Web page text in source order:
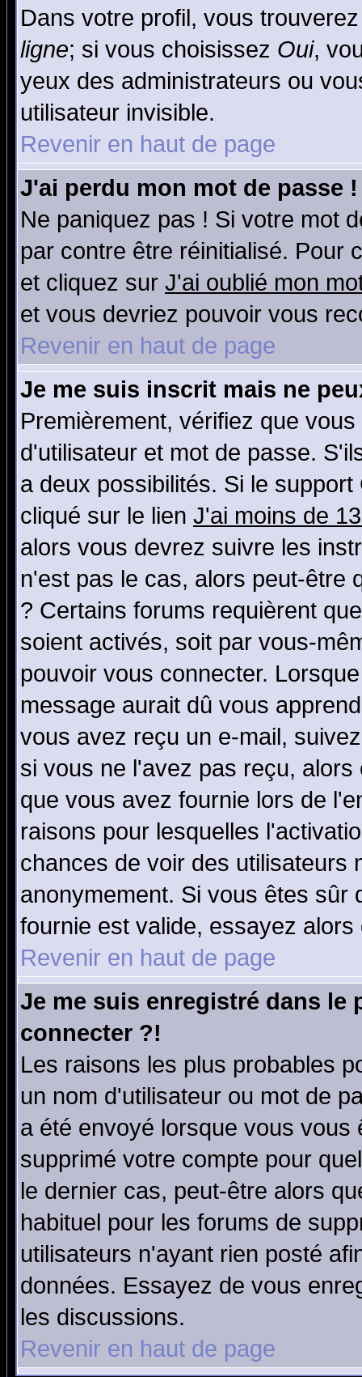
Dans votre profil, vous
ligne; si vous choisissez Oui,
yeux des administrateurs ou
utilisateur invisible.
Revenir en haut de page
J'ai perdu mon mot de passe !
Ne paniquez pas ! Si votre mot
par contre être réinitialisé. Pour
et cliquez sur J'ai oublié mon
et vous devriez pouvoir vous
Revenir en haut de page
Je me suis inscrit mais ne
Premièrement, vérifiez que
d'utilisateur et mot de passe.
a deux possibilités. Si le
cliqué sur le lien J'ai moins de
alors vous devrez suivre les
n'est pas le cas, alors peut-être
? Certains forums requièrent
soient activés, soit par vous-
pouvoir vous connecter.
message aurait dû vous
vous avez reçu un e-mail,
si vous ne l'avez pas reçu,
que vous avez fournie lors de
raisons pour lesquelles
chances de voir des utilisateurs
anonymement. Si vous êtes sûr
fournie est valide, essayez
Revenir en haut de page
Je me suis enregistré dans le
connecter ?!
Les raisons les plus probables
un nom d'utilisateur ou mot de
a été envoyé lorsque vous
supprimé votre compte pour
le dernier cas, peut-être alors
habituel pour les forums de
utilisateurs n'ayant rien posté
données. Essayez de vous
les discussions.
Revenir en haut de page